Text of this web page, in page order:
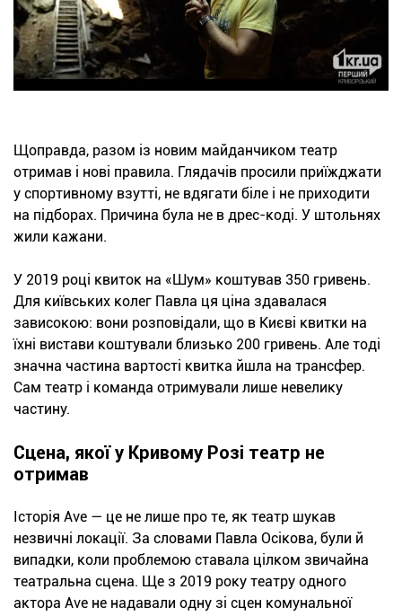
Щоправда, разом із новим майданчиком театр
отримав і нові правила. Глядачів просили приїжджати
у спортивному взутті, не вдягати біле і не приходити
на підборах. Причина була не в дрес-коді. У штольнях
жили кажани.
У 2019 році квиток на «Шум» коштував 350 гривень.
Для київських колег Павла ця ціна здавалася
зависокою: вони розповідали, що в Києві квитки на
їхні вистави коштували близько 200 гривень. Але тоді
значна частина вартості квитка йшла на трансфер.
Сам театр і команда отримували лише невелику
частину.
Сцена, якої у Кривому Розі театр не
отримав
Історія Ave — це не лише про те, як театр шукав
незвичні локації. За словами Павла Осікова, були й
випадки, коли проблемою ставала цілком звичайна
театральна сцена. Ще з 2019 року театру одного
актора Ave не надавали одну зі сцен комунальної